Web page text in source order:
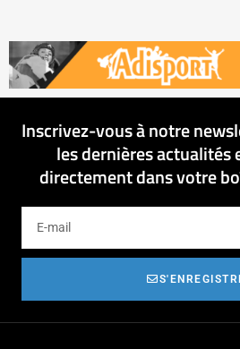
Inscrivez-vous à notre
les dernières actualités
directement dans votre